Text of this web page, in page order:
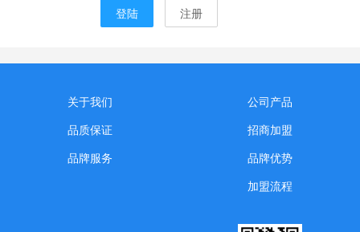
登陆 注册
关于我们
品质保证
品牌服务
公司产品
招商加盟
品牌优势
加盟流程